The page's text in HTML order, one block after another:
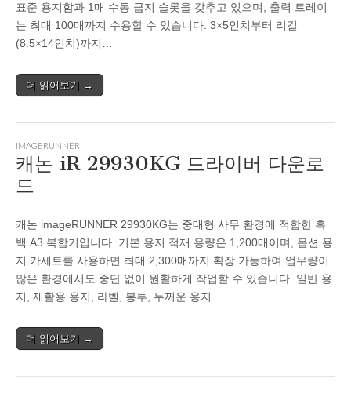
표준 용지함과 1매 수동 급지 슬롯을 갖추고 있으며, 출력 트레이
는 최대 100매까지 수용할 수 있습니다. 3×5인치부터 리걸
(8.5×14인치)까지…
더 읽어보기 →
IMAGERUNNER
캐논 iR 29930KG 드라이버 다운로
드
캐논 imageRUNNER 29930KG는 중대형 사무 환경에 적합한 흑
백 A3 복합기입니다. 기본 용지 적재 용량은 1,200매이며, 옵션 용
지 카세트를 사용하면 최대 2,300매까지 확장 가능하여 업무량이
많은 환경에서도 중단 없이 원활하게 작업할 수 있습니다. 일반 용
지, 재활용 용지, 라벨, 봉투, 두꺼운 용지…
더 읽어보기 →